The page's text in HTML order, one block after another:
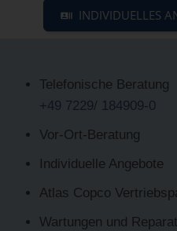
INDIVIDUELLES
Telefonische Beratung
+49 7229/ 184909-0
Vor-Ort-Beratung
Individuelle Angebote
Atlas Copco
Wartungen und